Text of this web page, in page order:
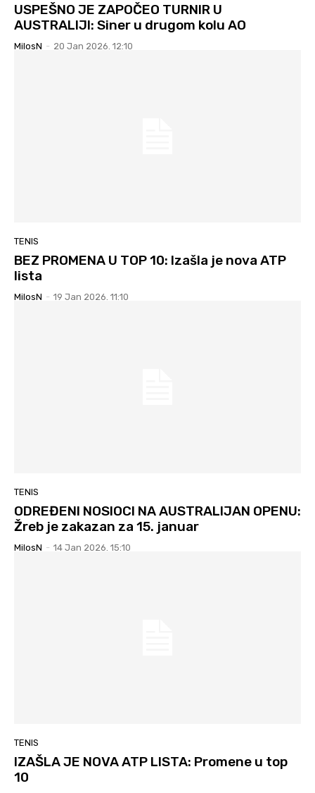
USPEŠNO JE ZAPOČEO TURNIR U
AUSTRALIJI: Siner u drugom kolu AO
MilosN - 20 Jan 2026. 12:10
TENIS
BEZ PROMENA U TOP 10: Izašla je nova ATP
lista
MilosN - 19 Jan 2026. 11:10
TENIS
ODREĐENI NOSIOCI NA AUSTRALIJAN OPENU:
Žreb je zakazan za 15. januar
MilosN - 14 Jan 2026. 15:10
TENIS
IZAŠLA JE NOVA ATP LISTA: Promene u top
10